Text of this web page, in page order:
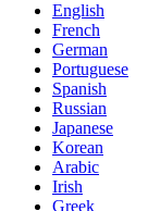
English
French
German
Portuguese
Spanish
Russian
Japanese
Korean
Arabic
Irish
Greek